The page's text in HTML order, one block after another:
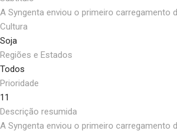
A Syngenta enviou o primeiro carregamento
Cultura
Soja
Regiões e Estados
Todos
Prioridade
11
Descrição resumida
A Syngenta enviou o primeiro carregamento